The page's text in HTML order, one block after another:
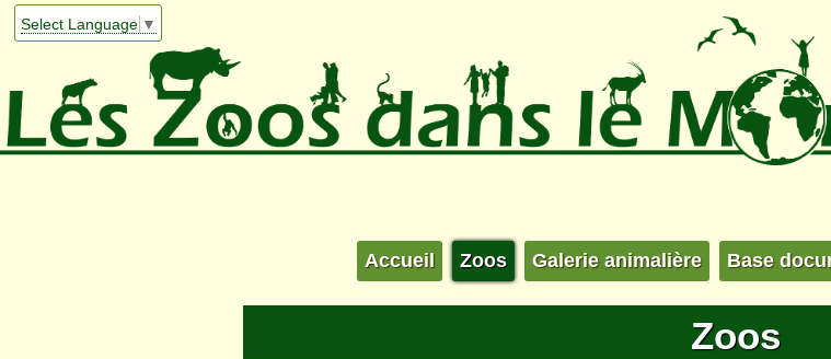
Select Language ▼
Accueil Zoos Galerie animalière Base
Zoos